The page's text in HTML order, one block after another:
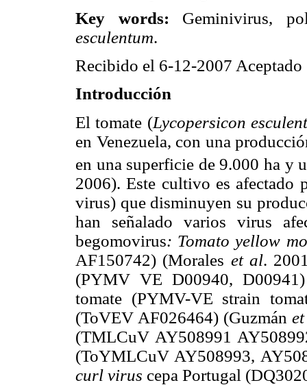
Key words: Geminivirus,
esculentum.
Recibido el 6-12-2007
Introducción
El tomate (Lycopersicon
en Venezuela, con una
en una superficie de 9.000 ha y
2006). Este cultivo es afectado
virus) que disminuyen su
han señalado varios virus
begomovirus: Tomato yellow
AF150742) (Morales et al.
(PYMV VE D00940,
tomate (PYMV-VE strain
(ToVEV AF026464) (Guzmán
(TMLCuV AY508991
(ToYMLCuV AY508993,
curl virus cepa Portugal